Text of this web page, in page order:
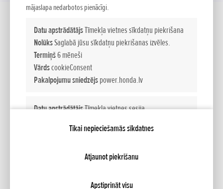
mājaslapa nedarbotos pienācīgi.
Datu apstrādātājsTīmekļa vietnes sīkdatņu piekrišana
NolūksSaglabā jūsu sīkdatņu piekrišanas izvēles.
Termiņš6 mēneši
VārdscookieConsent
Pakalpojumu sniedzējspower.honda.lv
Datu apstrādātājsTīmekļa vietnes sesija
tīmekļa vietnes funkciju darbību.
Tikai nepieciešamās sīkdatnes
Atjaunot piekrišanu
Apstiprināt visu
Sociālie mēdiji
Facebook
Mana Honda